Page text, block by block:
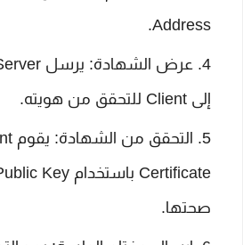
Address.
إلى Client للتحقق من هويته.
صحتها.